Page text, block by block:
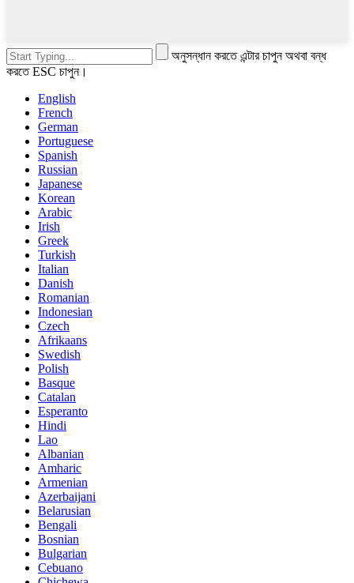
অনুসন্ধান করতে এন্টার চাপুন অথবা বন্ধ
করতে ESC চাপুন।
English
French
German
Portuguese
Spanish
Russian
Japanese
Korean
Arabic
Irish
Greek
Turkish
Italian
Danish
Romanian
Indonesian
Czech
Afrikaans
Swedish
Polish
Basque
Catalan
Esperanto
Hindi
Lao
Albanian
Amharic
Armenian
Azerbaijani
Belarusian
Bengali
Bosnian
Bulgarian
Cebuano